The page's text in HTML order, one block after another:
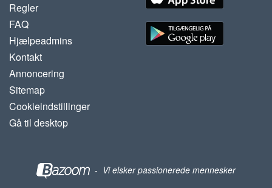
Regler
FAQ
Hjælpeadmins
Kontakt
Annoncering
Sitemap
Cookieindstillinger
Gå til desktop
- Vi elsker passionerede mennesker